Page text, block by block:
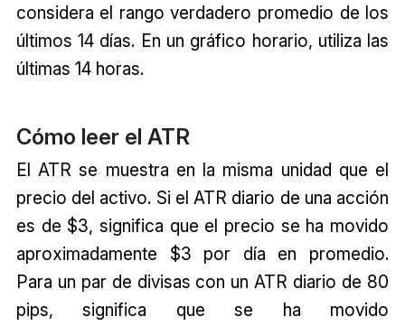
considera el rango verdadero promedio de los
últimos 14 días. En un gráfico horario, utiliza las
últimas 14 horas.
Cómo leer el ATR
El ATR se muestra en la misma unidad que el
precio del activo. Si el ATR diario de una acción
es de $3, significa que el precio se ha movido
aproximadamente $3 por día en promedio.
Para un par de divisas con un ATR diario de 80
pips, significa que se ha movido